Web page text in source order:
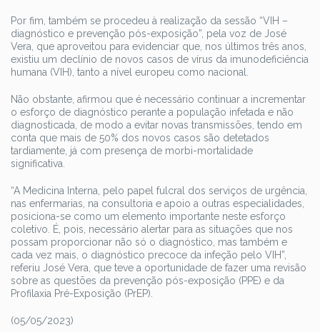
Por fim, também se procedeu à realização da sessão “VIH –
diagnóstico e prevenção pós-exposição”, pela voz de José
Vera, que aproveitou para evidenciar que, nos últimos três anos,
existiu um declínio de novos casos de vírus da imunodeficiência
humana (VIH), tanto a nível europeu como nacional.
Não obstante, afirmou que é necessário continuar a incrementar
o esforço de diagnóstico perante a população infetada e não
diagnosticada, de modo a evitar novas transmissões, tendo em
conta que mais de 50% dos novos casos são detetados
tardiamente, já com presença de morbi-mortalidade
significativa.
“A Medicina Interna, pelo papel fulcral dos serviços de urgência,
nas enfermarias, na consultoria e apoio a outras especialidades,
posiciona-se como um elemento importante neste esforço
coletivo. É, pois, necessário alertar para as situações que nos
possam proporcionar não só o diagnóstico, mas também e
cada vez mais, o diagnóstico precoce da infeção pelo VIH”,
referiu José Vera, que teve a oportunidade de fazer uma revisão
sobre as questões da prevenção pós-exposição (PPE) e da
Profilaxia Pré-Exposição (PrEP).
(05/05/2023)